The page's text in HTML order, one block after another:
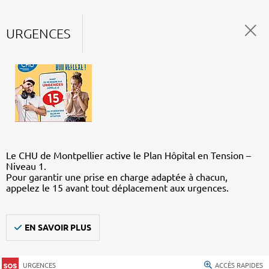
URGENCES
Le CHU de Montpellier active le Plan Hôpital en Tension –
Niveau 1.
Pour garantir une prise en charge adaptée à chacun,
appelez le 15 avant tout déplacement aux urgences.
EN SAVOIR PLUS
URGENCES ACCÈS RAPIDES